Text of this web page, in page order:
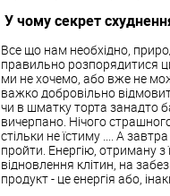
У чому секрет
Все що нам необхідно,
правильно розпорядитися
ми не хочемо, або вже не
важко добровільно
чи в шматку торта занадто
вичерпано. Нічого
стільки не їстиму .... А
пройти. Енергію, отриману
відновлення клітин, на
продукт - це енергія або,